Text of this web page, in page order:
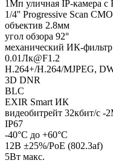
1Мп уличная IP-камера с
1/4'' Progressive Scan
объектив 2.8мм
угол обзора 92°
механический ИК-фильтр
0.01Лк@F1.2
H.264+/H.264/MJPEG,
3D DNR
BLC
EXIR Smart ИК
видеобитрейт 32кбит/с -
IP67
-40°C до +60°C
12В ±25%/PoE (802.3af)
5Вт макс.